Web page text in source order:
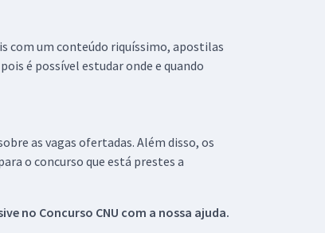
com um conteúdo riquíssimo, apostilas
é possível estudar onde e quando
as vagas ofertadas. Além disso, os
o concurso que está prestes a
no Concurso CNU com a nossa ajuda.